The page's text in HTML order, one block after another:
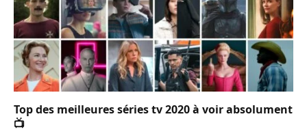
Top des meilleures séries tv 2020 à voir absolument
📺